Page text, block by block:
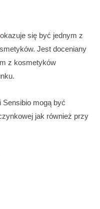
okazuje się być jednym z
Jest doceniany
z kosmetyków
Sensibio mogą być
jak również przy